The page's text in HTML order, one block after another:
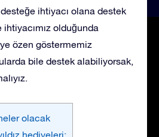
ihtiyacı olana destek
olduğunda
özen göstermemiz
bile destek alabiliyorsak,
olacak
hediyeleri: